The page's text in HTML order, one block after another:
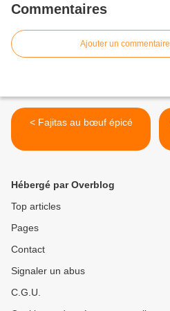
Commentaires
Ajouter un commentaire
< Fajitas au bœuf épicé
Hébergé par Overblog
Top articles
Pages
Contact
Signaler un abus
C.G.U.